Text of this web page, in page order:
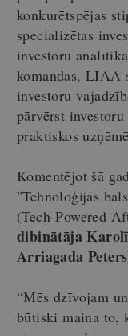
konkurētspējas
specializētas
investoru
komandas, LIAA
investoru
pārvērst
praktiskos
Komentējot šā
"Tehnoloģijās
(Tech-Powered
dibinātāja
Arriagada
“Mēs dzīvojam
būtiski maina to,